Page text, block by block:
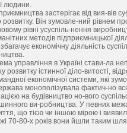
людини.
застерігає від вия-вів
розвитку. Він зумовле-ний рівнем
рівні усуспіль-нення
методів підприємницької
економічну діяльність
управління в Україні стави-ла
істинної діло-витості,
економічної системи, які
монополізувала фактич-но
на будівництво но-вого
ви-робництва. У певних
що тією чи іншою мірою і
70-80-х років вони йшли таким